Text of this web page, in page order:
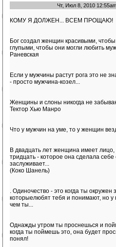
Чт, Июл 8, 2010
КОМУ Я ДОЛЖЕН... ВСЕМ ПРОЩАЮ!
Бог создал женщин красивыми,
глупыми, чтобы они могли любить
Раневская
Если у мужчины растут рога это не
- просто мужчина-козел...
Женщины и слоны никогда не
Тектор Хью Манро
Что у мужчин на уме, то у женщин
В двадцать лет женщина имеет
тридцать - которое она сделала
заслуживает...
(Коко Шанель)
. Одиночество - это когда ты
которыелюбят тебя и понимают, но у
чем ты...
Однажды утром ты проснешься и
когда ты поймешь это, она будет
понял!